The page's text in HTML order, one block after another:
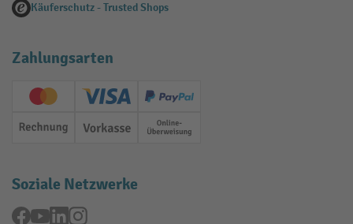
Käuferschutz - Trusted Shops
Zahlungsarten
Creditcard (Master)Creditcard (Visa)
PayPal
Rechnung Vorkasse Online-Überweisung
Soziale Netzwerke
Facebook
YouTubeLinkedInInstagram